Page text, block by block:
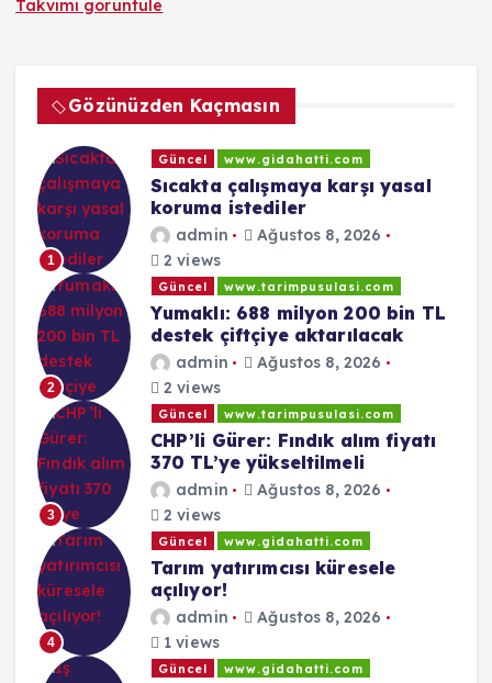
Takvimi görüntüle
Gözünüzden Kaçmasın
1
Güncel www.gidahatti.com
Sıcakta çalışmaya karşı yasal
koruma istediler
admin
Ağustos 8, 2026
2 views
2
Güncel www.tarimpusulasi.com
Yumaklı: 688 milyon 200 bin TL
destek çiftçiye aktarılacak
admin
Ağustos 8, 2026
2 views
3
Güncel www.tarimpusulasi.com
CHP’li Gürer: Fındık alım fiyatı
370 TL’ye yükseltilmeli
admin
Ağustos 8, 2026
2 views
4
Güncel www.gidahatti.com
Tarım yatırımcısı küresele
açılıyor!
admin
Ağustos 8, 2026
1 views
Güncel www.gidahatti.com